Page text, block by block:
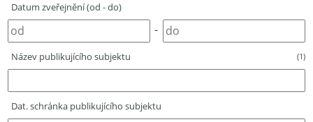
Datum zveřejnění (od - do)
-
Název publikujícího subjektu (1)
Dat. schránka publikujícího subjektu